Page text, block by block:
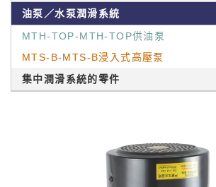
油泵／水泵潤滑系統
MTH-TOP-MTH-TOP供油泵
MTS-B-MTS-B浸入式高壓泵
集中潤滑系統的零件